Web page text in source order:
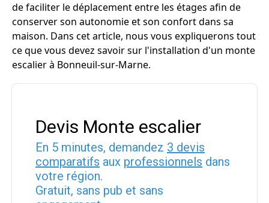
de faciliter le déplacement entre les étages afin de
conserver son autonomie et son confort dans sa
maison. Dans cet article, nous vous expliquerons tout
ce que vous devez savoir sur l'installation d'un monte
escalier à Bonneuil-sur-Marne.
Devis Monte escalier
En 5 minutes, demandez 3 devis
comparatifs aux professionnels dans
votre région.
Gratuit, sans pub et sans